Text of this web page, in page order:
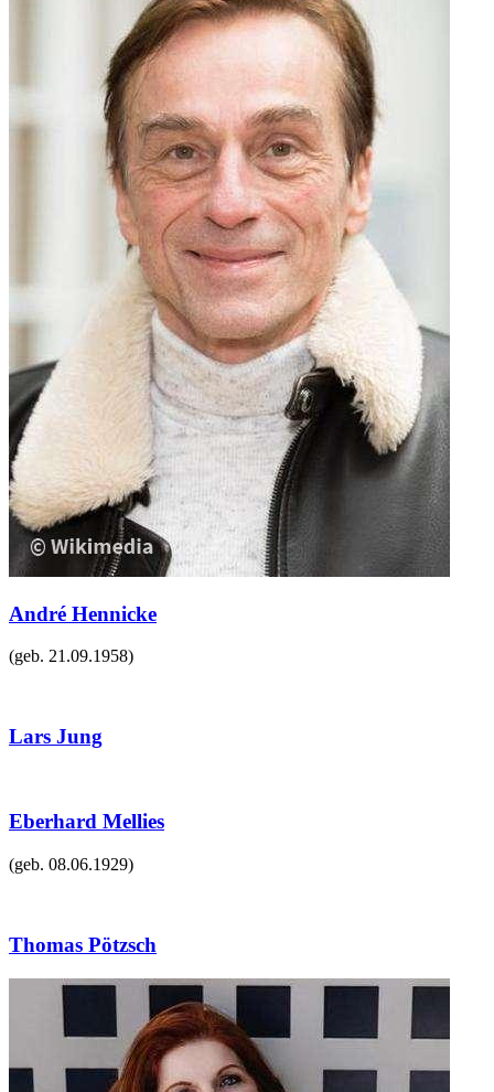
André Hennicke
(geb. 21.09.1958)
Lars Jung
Eberhard Mellies
(geb. 08.06.1929)
Thomas Pötzsch